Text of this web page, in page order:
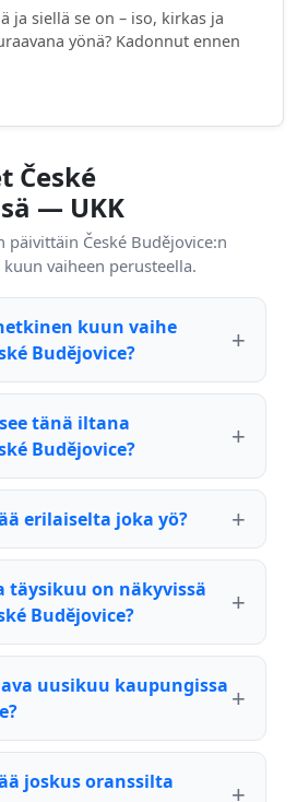
ja siellä se on – iso, kirkas ja
yönä? Kadonnut ennen
České
— UKK
päivittäin České Budějovice:n
vaiheen perusteella.
kuun vaihe
Budějovice?
tänä iltana
Budějovice?
erilaiselta joka yö?
täysikuu on näkyvissä
Budějovice?
uusikuu kaupungissa
joskus oranssilta